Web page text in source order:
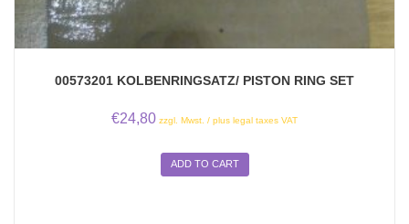
00573201 KOLBENRINGSATZ/ PISTON RING SET
€24,80 zzgl. Mwst. / plus legal taxes VAT
ADD TO CART